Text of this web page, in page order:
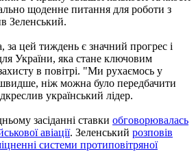
щоденне питання для роботи з
Зеленський.
за цей тиждень є значний прогрес і
України, яка стане ключовим
в повітрі. "Ми рухаємось у
ніж можна було передбачити
український лідер.
засіданні ставки обговорювалась
авіації. Зеленський розповів
системи протиповітряної